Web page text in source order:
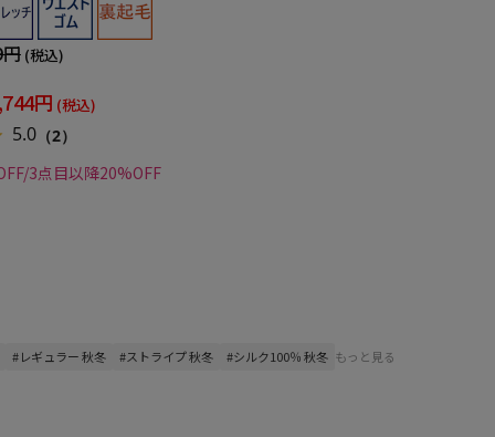
(税込)
円 (税込)
5.0 （2）
3点目以降20%OFF
#レギュラー 秋冬 #ストライプ 秋冬 #シルク100％ 秋冬 もっと見る